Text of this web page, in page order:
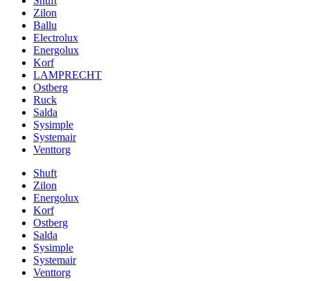
Zilon
Ballu
Electrolux
Energolux
Korf
LAMPRECHT
Ostberg
Ruck
Salda
Sysimple
Systemair
Venttorg
Shuft
Zilon
Energolux
Korf
Ostberg
Salda
Sysimple
Systemair
Venttorg